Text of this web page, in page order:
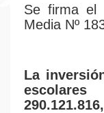
Se firma el
Media Nº
La